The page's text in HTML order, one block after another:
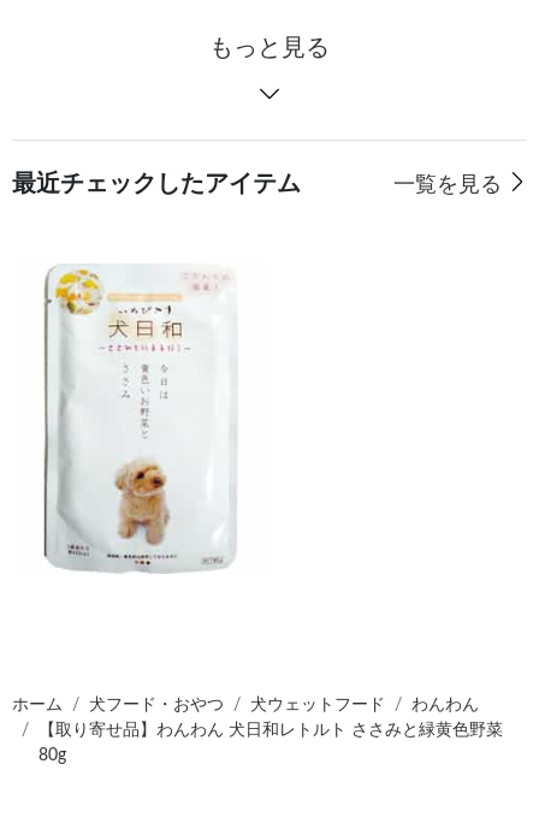
もっと見る
最近チェックしたアイテム 一覧を見る
ホーム 犬フード・おやつ 犬ウェットフード
わんわん
【取り寄せ品】わんわん 犬日和レトルト ささみと緑黄色野菜
80g